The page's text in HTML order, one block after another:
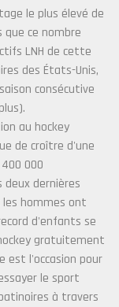
le plus élevé de
ce nombre
LNH de cette
des États-Unis,
consécutive
au hockey
de croître d'une
000
dernières
hommes ont
d'enfants se
gratuitement
est l'occasion pour
le sport
à travers